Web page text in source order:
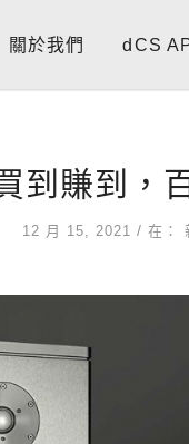
關於我們 dCS
到賺到，
12 月 15, 2021 / 在：